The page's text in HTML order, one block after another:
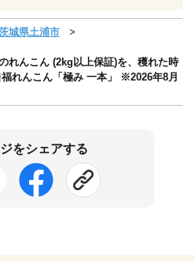
城県土浦市
れんこん (2kg以上保証)を、穫れた時
れんこん「極み 一本」 ※2026年8月
をシェアする